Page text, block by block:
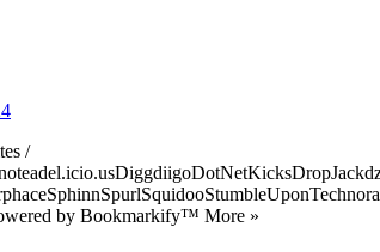
/
by Bookmarkify™ More »